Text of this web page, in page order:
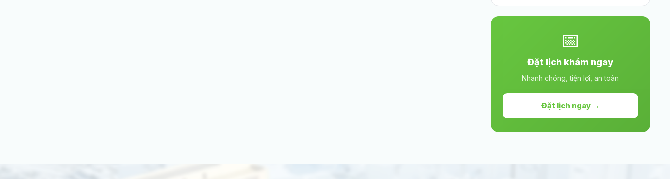
📅
Đặt lịch khám ngay
Nhanh chóng, tiện lợi, an toàn
Đặt lịch ngay →